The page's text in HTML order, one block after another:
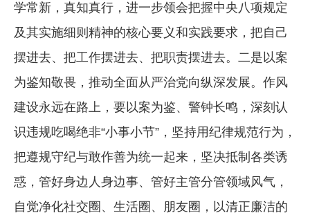
学常新，真知真行，进一步领会把握中央八项规定
及其实施细则精神的核心要义和实践要求，把自己
摆进去、把工作摆进去、把职责摆进去。二是以案
为鉴知敬畏，推动全面从严治党向纵深发展。作风
建设永远在路上，要以案为鉴、警钟长鸣，深刻认
识违规吃喝绝非“小事小节”，坚持用纪律规范行为，
把遵规守纪与敢作善为统一起来，坚决抵制各类诱
惑，管好身边人身边事、管好主管分管领域风气，
自觉净化社交圈、生活圈、朋友圈，以清正廉洁的